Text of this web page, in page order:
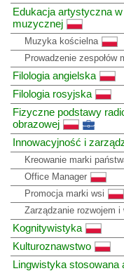
Edukacja artystyczna
muzycznej
Muzyka kościelna
Prowadzenie zespołów
Filologia angielska
Filologia rosyjska
Fizyczne podstawy
obrazowej
Innowacyjność i
Kreowanie marki
Office Manager
Promocja marki wsi
Zarządzanie rozwojem
Kognitywistyka
Kulturoznawstwo
Lingwistyka stosowana